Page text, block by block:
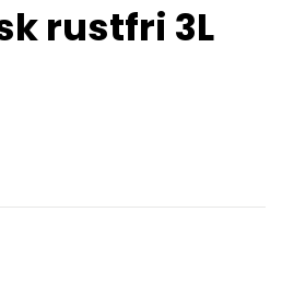
rustfri 3L